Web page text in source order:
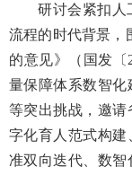
研讨会紧扣人
流程的时代背景，
的意见》（国发〔
量保障体系数智化
等突出挑战，邀
字化育人范式构
准双向迭代、数